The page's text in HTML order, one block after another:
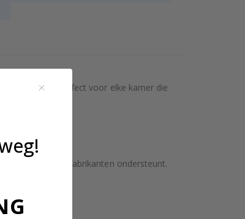
sfeer. Perfect voor elke kamer die
ook lokale fabrikanten ondersteunt.